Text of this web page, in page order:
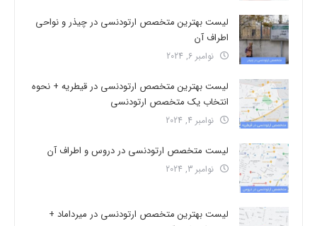
لیست بهترین متخصص ارتودنسی در چیذر و نواحی
اطراف آن
نوامبر 6, 2024
لیست بهترین متخصص ارتودنسی در قیطریه + نحوه
انتخاب یک متخصص ارتودنسی
نوامبر 4, 2024
لیست متخصص ارتودنسی در دروس و اطراف آن
نوامبر 3, 2024
لیست بهترین متخصص ارتودنسی در میرداماد +